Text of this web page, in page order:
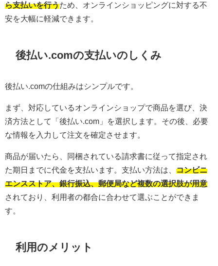
ら支払いを行うため、オンラインショッピングに対する不
安を大幅に軽減できます。
後払い.comの支払いのしくみ
後払い.comの仕組みはシンプルです。
まず、対応しているオンラインショップで商品を選び、決
済方法として「後払い.com」を選択します。その後、必要
な情報を入力して注文を確定させます。
商品が届いたら、同梱されている請求書に従って指定され
た期日までに代金を支払います。支払い方法は、 コンビニ
エンスストア、銀行振込、郵便局など複数の選択肢が用意
されており、利用者の都合に合わせて選ぶことができま
す。
利用のメリット